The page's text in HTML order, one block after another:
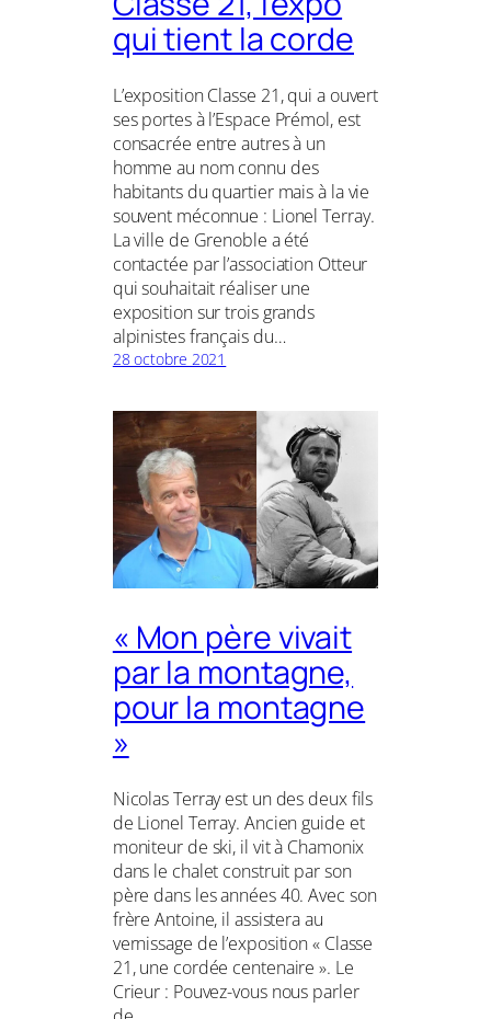
qui tient la corde
L’exposition Classe 21, qui a ouvert
ses portes à l’Espace Prémol, est
consacrée entre autres à un
homme au nom connu des
habitants du quartier mais à la vie
souvent méconnue : Lionel Terray.
La ville de Grenoble a été
contactée par l’association Otteur
qui souhaitait réaliser une
exposition sur trois grands
alpinistes français du…
28 octobre 2021
« Mon père vivait
par la montagne,
pour la montagne
»
Nicolas Terray est un des deux fils
de Lionel Terray. Ancien guide et
moniteur de ski, il vit à Chamonix
dans le chalet construit par son
père dans les années 40. Avec son
frère Antoine, il assistera au
vernissage de l’exposition « Classe
21, une cordée centenaire ». Le
Crieur : Pouvez-vous nous parler